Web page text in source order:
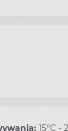
15°C -